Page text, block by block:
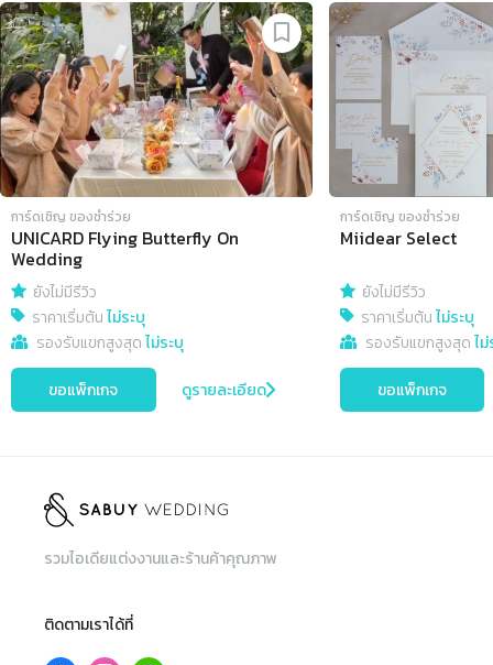
Slide 1 of 4
การ์ดเชิญ​ ของชำร่วย
UNICARD Flying Butterfly On
Wedding
ยังไม่มีรีวิว
ราคาเริ่มต้นไม่ระบุ
รองรับแขกสูงสุดไม่ระบุ
ขอแพ็กเกจ ดูรายละเอียด
การ์ดเชิญ​ ของชำร่วย
Miidear Select
ยังไม่มีรีวิว
ราคาเริ่มต้นไม่ระบุ
รองรับแขกสูงสุดไ
ขอแพ็กเกจ
รวมไอเดียแต่งงานและร้านค้าคุณภาพ
ติดตามเราได้ที่